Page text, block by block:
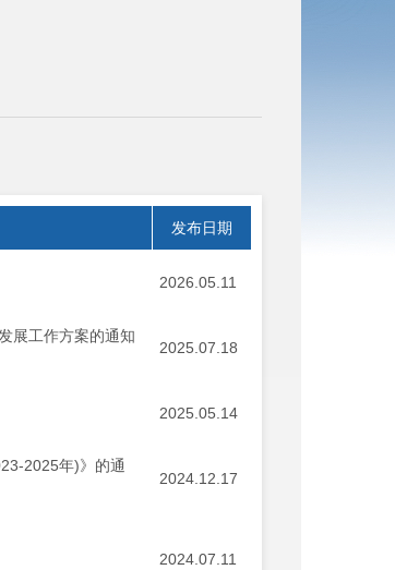
发布日期
2026.05.11
展工作方案的通知
2025.07.18
2025.05.14
2025年)》的通
2024.12.17
2024.07.11